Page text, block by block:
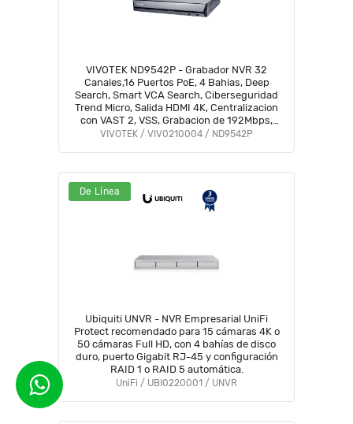
VIVOTEK ND9542P - Grabador NVR 32
Canales,16 Puertos PoE, 4 Bahias, Deep
Search, Smart VCA Search, Ciberseguridad
Trend Micro, Salida HDMI 4K, Centralizacion
con VAST 2, VSS, Grabacion de 192Mbps,
Gestión PoE, ONVIF, NDAA #VTX
VIVOTEK / VIV0210004 / ND9542P
De Línea
Ubiquiti UNVR - NVR Empresarial UniFi
Protect recomendado para 15 cámaras 4K o
50 cámaras Full HD, con 4 bahías de disco
duro, puerto Gigabit RJ-45 y configuración
RAID 1 o RAID 5 automática.
UniFi / UBI0220001 / UNVR